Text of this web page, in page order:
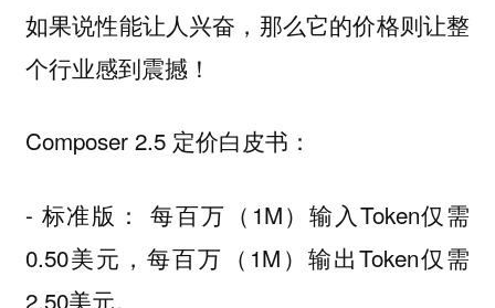
如果说性能让人兴奋，那么它的价格则让整
个行业感到震撼！
Composer 2.5 定价白皮书：
- 标准版： 每百万（1M）输入Token仅需
0.50美元，每百万（1M）输出Token仅需
2.50美元。